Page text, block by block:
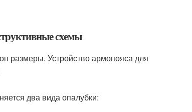
схемы
два вида опалубки: